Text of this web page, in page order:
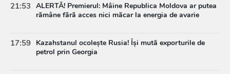
21:53 ALERTĂ! Premierul: Mâine Republica Moldova ar putea
rămâne fără acces nici măcar la energia de avarie
17:59 Kazahstanul ocolește Rusia! Își mută exporturile de
petrol prin Georgia